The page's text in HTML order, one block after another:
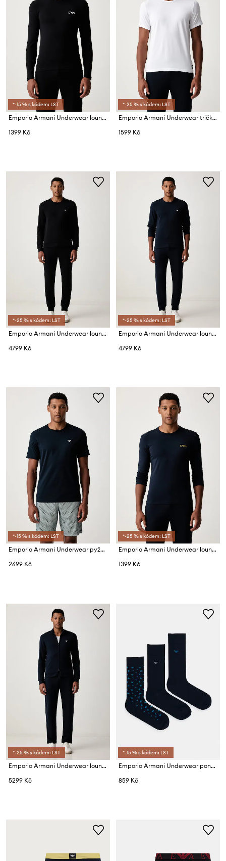
*-15 % s kódem: LST
Emporio Armani Underwear lounge tričko s dlouhým rukávem pánské
1399 Kč
*-25 % s kódem: LST
Emporio Armani Underwear tričko pánské bavlněné s elastanem 2-pack
1599 Kč
*-25 % s kódem: LST
Emporio Armani Underwear loungewear set pánský s bavlnou
4799 Kč
*-25 % s kódem: LST
Emporio Armani Underwear loungewear set pánský s bavlnou
4799 Kč
*-15 % s kódem: LST
Emporio Armani Underwear pyžamo pánské bavlněné
2699 Kč
*-25 % s kódem: LST
Emporio Armani Underwear lounge tričko s dlouhým rukávem pánské
1399 Kč
*-25 % s kódem: LST
Emporio Armani Underwear loungewear set pánský
5299 Kč
*-15 % s kódem: LST
Emporio Armani Underwear ponožky pánské 3-pack
859 Kč